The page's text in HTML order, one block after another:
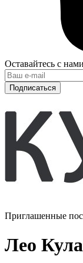
Оставайтесь с
Подписаться
Приглашенные
Лео